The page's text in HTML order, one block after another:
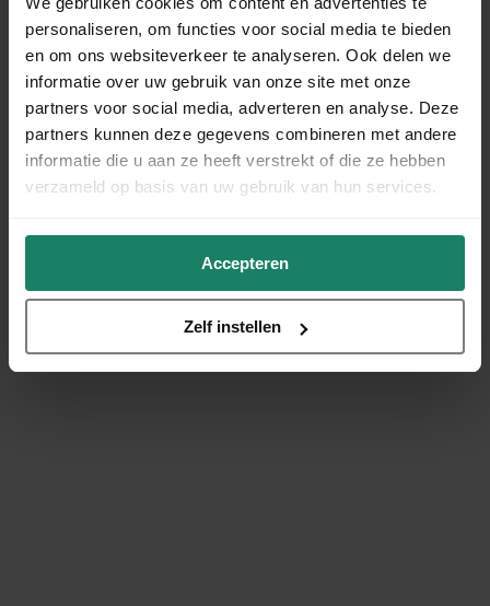
personaliseren, om functies voor social media te bieden
en om ons websiteverkeer te analyseren. Ook delen we
informatie over uw gebruik van onze site met onze
partners voor social media, adverteren en analyse. Deze
partners kunnen deze gegevens combineren met andere
informatie die u aan ze heeft verstrekt of die ze hebben
verzameld op basis van uw gebruik van hun services.
Accepteren
Zelf instellen